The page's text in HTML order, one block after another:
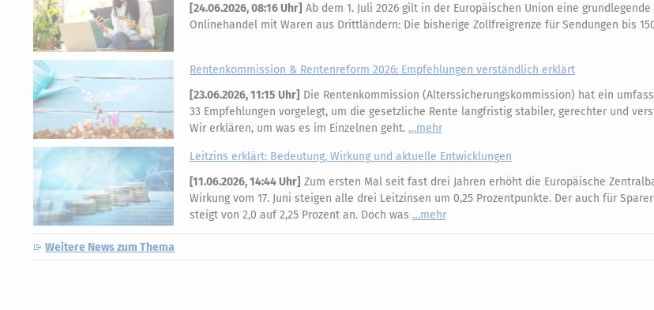
[24.06.2026, 08:16 Uhr] Ab dem 1. Juli 2026 gilt in der Europäischen Union eine
Onlinehandel mit Waren aus Drittländern: Die bisherige Zollfreigrenze für Sendungen bis
Rentenkommission & Rentenreform 2026: Empfehlungen verständlich erklärt
[23.06.2026, 11:15 Uhr] Die Rentenkommission (Alterssicherungskommission) hat ein
33 Empfehlungen vorgelegt, um die gesetzliche Rente langfristig stabiler, gerechter und
Wir erklären, um was es im Einzelnen geht.
mehr
Leitzins erklärt: Bedeutung, Wirkung und aktuelle Entwicklungen
[11.06.2026, 14:44 Uhr] Zum ersten Mal seit fast drei Jahren erhöht die Europäische
Wirkung vom 17. Juni steigen alle drei Leitzinsen um 0,25 Prozentpunkte. Der auch für
steigt von 2,0 auf 2,25 Prozent an. Doch was
mehr
Weitere News zum Thema